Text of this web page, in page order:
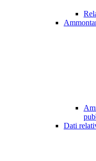
Dati